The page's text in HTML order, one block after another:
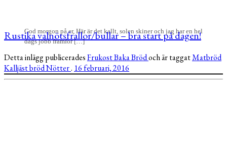
God morgon på er, Här är det kallt, solen skiner och jag har en hel
dags jobb framför […]
Rustika valnötsfrallor/bullar – bra start på dagen!
Detta inlägg publiceradesFrukostBakaBrödoch är taggatMatbröd
Kalljäst brödNötter. 16 februari, 2016